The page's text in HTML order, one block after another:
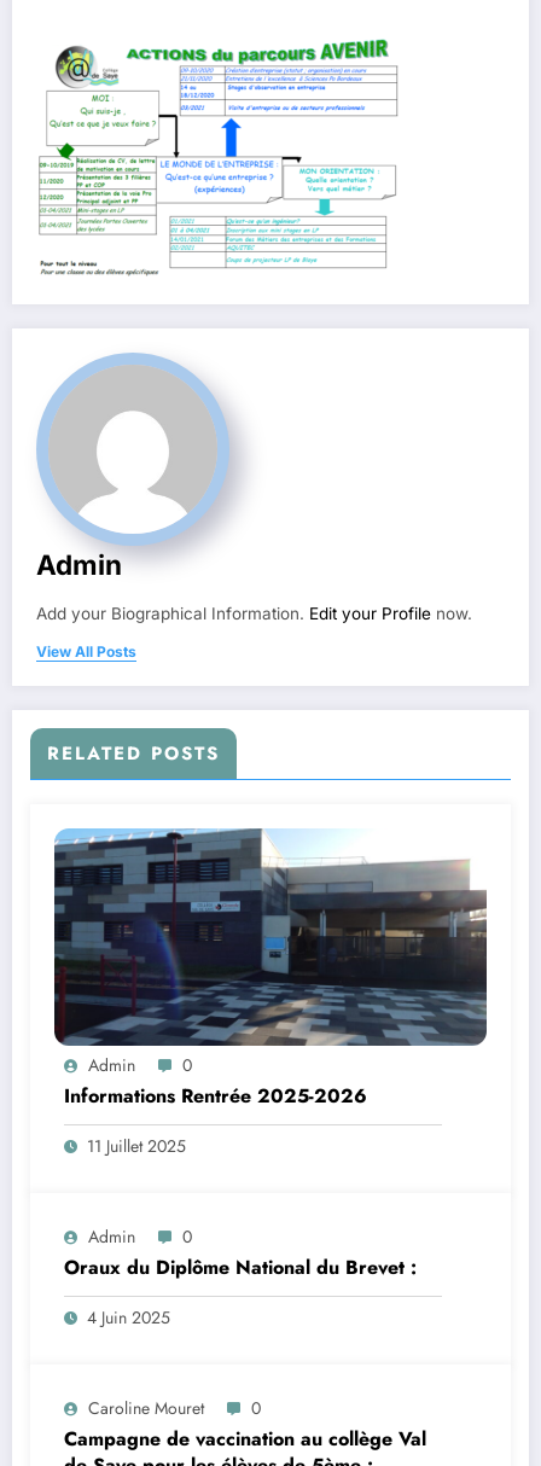
Admin
Add your Biographical Information. Edit your Profile now.
View All Posts
RELATED POSTS
Admin 0
Informations Rentrée 2025-2026
11 Juillet 2025
Admin 0
Oraux du Diplôme National du Brevet :
4 Juin 2025
Caroline Mouret 0
Campagne de vaccination au collège Val